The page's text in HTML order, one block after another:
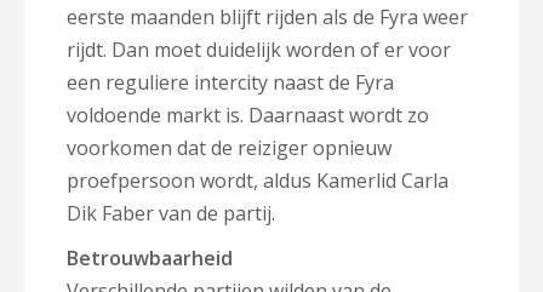
eerste maanden blijft rijden als de Fyra weer
rijdt. Dan moet duidelijk worden of er voor
een reguliere intercity naast de Fyra
voldoende markt is. Daarnaast wordt zo
voorkomen dat de reiziger opnieuw
proefpersoon wordt, aldus Kamerlid Carla
Dik Faber van de partij.
Betrouwbaarheid